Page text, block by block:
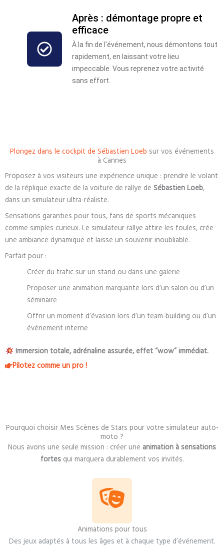
Après : démontage propre et
efficace
À la fin de l'événement, nous démontons tout
rapidement, en laissant votre lieu
impeccable. Vous reprenez votre activité
sans effort.
Plongez dans le cockpit de Sébastien Loeb sur vos événements
à Cannes
Proposez à vos visiteurs une expérience unique : prendre le volant
de la réplique exacte de la voiture de rallye de Sébastien Loeb,
dans un simulateur ultra-réaliste.
Sensations garanties pour tous, fans de sports mécaniques
comme simples curieux. Le simulateur rallye attire les foules, crée
une ambiance dynamique et laisse un souvenir inoubliable.
Parfait pour :
Créer du trafic sur un stand ou dans une galerie
Proposer une animation marquante lors d’un salon ou d’un
séminaire
Offrir un moment d’évasion lors d’un team-building ou d’un
événement interne
Immersion totale, adrénaline assurée, effet “wow” immédiat.
Pilotez comme un pro !
Pourquoi choisir Mes Scènes de Stars pour votre simulateur auto-
moto ?
Nous avons une seule mission : créer une animation à sensations
fortesqui marquera durablement vos invités.
Animations pour tous
Des jeux adaptés à tous les âges et à chaque type d’événement.